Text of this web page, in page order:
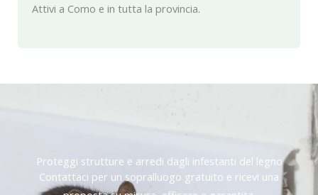
Attivi a Como e in tutta la provincia.
Proteggi strutture e arredi dagli infestanti del legno
Contattaci per un sopralluogo gratuito e ricevi una